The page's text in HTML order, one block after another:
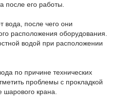
после его работы.
вода, после чего они
расположения оборудования.
водой при расположении
по причине технических
проблемы с прокладкой
шарового крана.